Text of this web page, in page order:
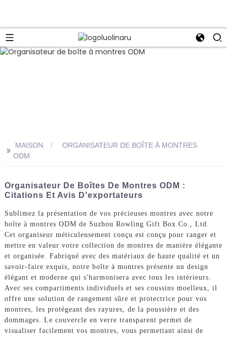
>> MAISON
ORGANISATEUR DE BOÎTE À MONTRES
ODM
Organisateur De Boîtes De Montres ODM :
Citations Et Avis D'exportateurs
Sublimez la présentation de vos précieuses montres avec notre
boîte à montres ODM de Suzhou Rowling Gift Box Co., Ltd.
Cet organiseur méticuleusement conçu est conçu pour ranger et
mettre en valeur votre collection de montres de manière élégante
et organisée. Fabriqué avec des matériaux de haute qualité et un
savoir-faire exquis, notre boîte à montres présente un design
élégant et moderne qui s'harmonisera avec tous les intérieurs.
Avec ses compartiments individuels et ses coussins moelleux, il
offre une solution de rangement sûre et protectrice pour vos
montres, les protégeant des rayures, de la poussière et des
dommages. Le couvercle en verre transparent permet de
visualiser facilement vos montres, vous permettant ainsi de